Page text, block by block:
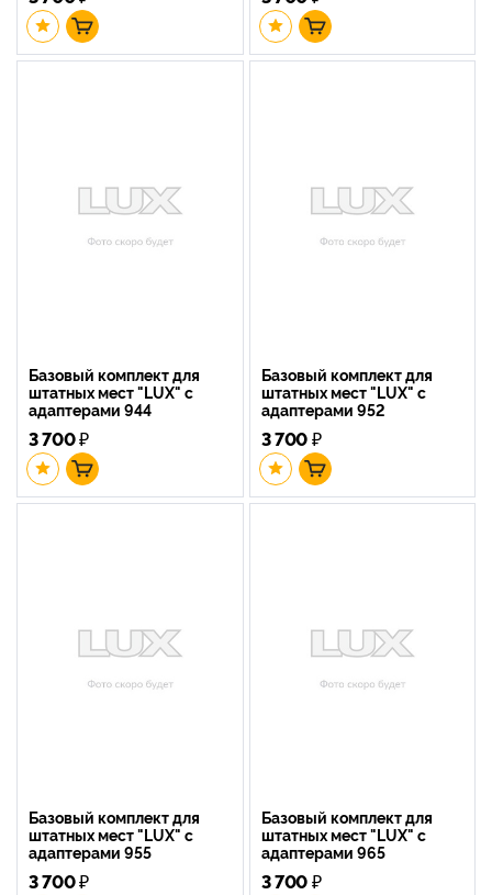
Базовый комплект для
штатных мест "LUX" с
адаптерами 944
3 700₽
Базовый комплект для
штатных мест "LUX" с
адаптерами 952
3 700₽
Базовый комплект для
штатных мест "LUX" с
адаптерами 955
3 700₽
Базовый комплект для
штатных мест "LUX" с
адаптерами 965
3 700₽